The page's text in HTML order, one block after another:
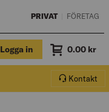
PRIVAT FÖRETAG
Logga in Varukorg.
Summa
0.00 kr
Kontakt